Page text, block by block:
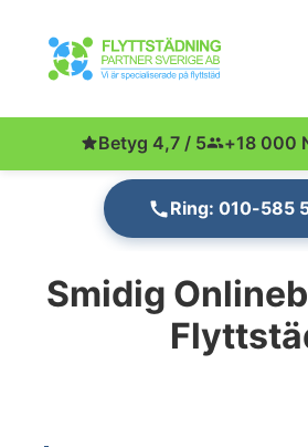
Betyg 4,7 / 5 +18 000
Ring: 010-585
Smidig